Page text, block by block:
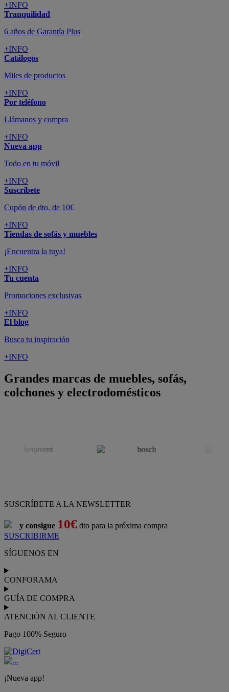
+INFO
Tranquilidad
6 años de Garantía Plus
+INFO
Catálogos
Miles de productos
+INFO
Por teléfono
Llámanos y compra
+INFO
Nueva app
Todo en tu móvil
+INFO
Suscríbete
Cupón de dto. de 10€
+INFO
Tiendas de sofás y muebles
¡Encuentra la tuya!
+INFO
Tu cuenta
Promociones exclusivas
+INFO
El blog
Busca tu inspiración
+INFO
Grandes marcas de muebles, sofás,
colchones y electrodomésticos
SUSCRÍBETE A LA NEWSLETTER
y consigue 10€ dto para la próxima compra
SUSCRIBIRME
SÍGUENOS EN
CONFORAMA
GUÍA DE COMPRA
ATENCIÓN AL CLIENTE
Pago 100% Seguro
¡Nueva app!